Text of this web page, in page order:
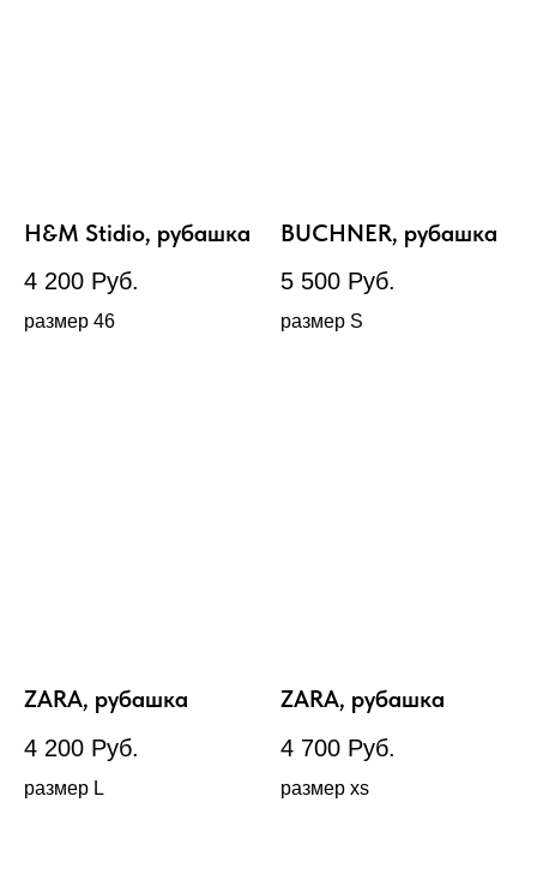
H&M Stidio, рубашка
4 200 Руб.
размер 46
BUCHNER, рубашка
5 500 Руб.
размер S
ZARA, рубашка
4 200 Руб.
размер L
ZARA, рубашка
4 700 Руб.
размер xs